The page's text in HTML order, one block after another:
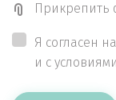
Прикрепить
Я согласен
и с условиями